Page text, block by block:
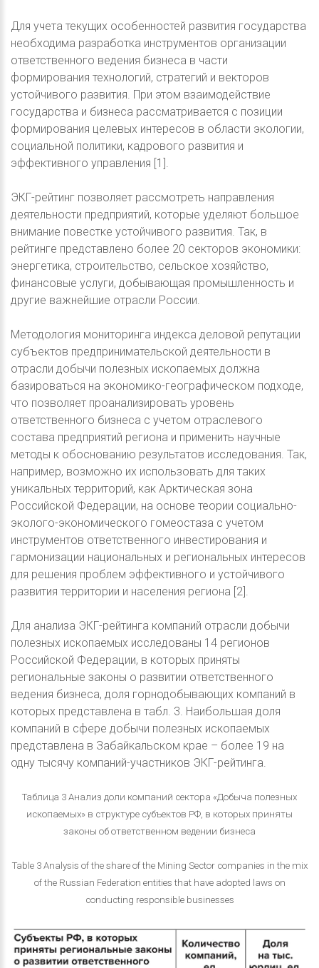
Для учета текущих особенностей развития государства
необходима разработка инструментов организации
ответственного ведения бизнеса в части
формирования технологий, стратегий и векторов
устойчивого развития. При этом взаимодействие
государства и бизнеса рассматривается с позиции
формирования целевых интересов в области экологии,
социальной политики, кадрового развития и
эффективного управления [1].
ЭКГ-рейтинг позволяет рассмотреть направления
деятельности предприятий, которые уделяют большое
внимание повестке устойчивого развития. Так, в
рейтинге представлено более 20 секторов экономики:
энергетика, строительство, сельское хозяйство,
финансовые услуги, добывающая промышленность и
другие важнейшие отрасли России.
Методология мониторинга индекса деловой репутации
субъектов предпринимательской деятельности в
отрасли добычи полезных ископаемых должна
базироваться на экономико-географическом подходе,
что позволяет проанализировать уровень
ответственного бизнеса с учетом отраслевого
состава предприятий региона и применить научные
методы к обоснованию результатов исследования. Так,
например, возможно их использовать для таких
уникальных территорий, как Арктическая зона
Российской Федерации, на основе теории социально-
эколого-экономического гомеостаза с учетом
инструментов ответственного инвестирования и
гармонизации национальных и региональных интересов
для решения проблем эффективного и устойчивого
развития территории и населения региона [2].
Для анализа ЭКГ-рейтинга компаний отрасли добычи
полезных ископаемых исследованы 14 регионов
Российской Федерации, в которых приняты
региональные законы о развитии ответственного
ведения бизнеса, доля горнодобывающих компаний в
которых представлена в табл. 3. Наибольшая доля
компаний в сфере добычи полезных ископаемых
представлена в Забайкальском крае – более 19 на
одну тысячу компаний-участников ЭКГ-рейтинга.
Таблица 3 Анализ доли компаний сектора «Добыча полезных
ископаемых» в структуре субъектов РФ, в которых приняты
законы об ответственном ведении бизнеса
Table 3 Analysis of the share of the Mining Sector companies in the mix
of the Russian Federation entities that have adopted laws on
conducting responsible businesses